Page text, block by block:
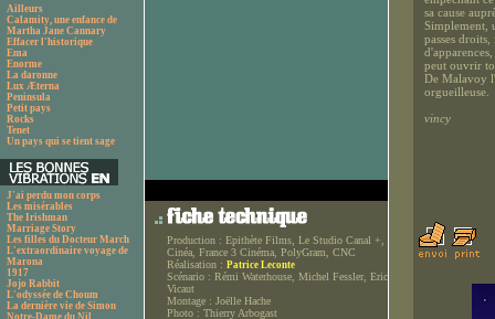
Ailleurs
Calamity, une enfance de
Martha Jane Cannary
Effacer l'historique
Ema
Enorme
La daronne
Lux Æterna
Peninsula
Petit pays
Rocks
Tenet
Un pays qui se tient sage
J'ai perdu mon corps
Les misérables
The Irishman
Marriage Story
Les filles du Docteur March
L'extraordinaire voyage de
Marona
1917
Jojo Rabbit
L'odyssée de Choum
La dernière vie de Simon
Notre-Dame du Nil
Production : Epithète Films, Le Studio Canal +,
Cinéa, France 3 Cinéma, PolyGram, CNC
Réalisation : Patrice Leconte
Scénario : Rémi Waterhouse, Michel Fessler, Eric
Vicaut
Montage : Joëlle Hache
Photo : Thierry Arbogast
sa cause
Simplement,
passes
peut ouvrir
De Malavoy
orgueilleuse.
vincy